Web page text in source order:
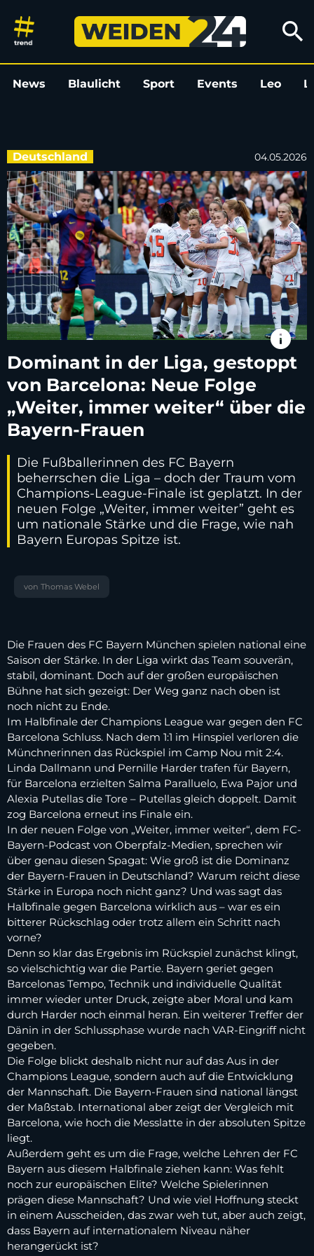
Dominant in der Liga,
search
News Blaulicht Sport Events Leo
Deutschland 04.05.2026
info
Dominant in der Liga, gestoppt
von Barcelona: Neue Folge
„Weiter, immer weiter“ über die
Bayern-Frauen
Die Fußballerinnen des FC Bayern
beherrschen die Liga – doch der Traum vom
Champions-League-Finale ist geplatzt. In der
neuen Folge „Weiter, immer weiter” geht es
um nationale Stärke und die Frage, wie nah
Bayern Europas Spitze ist.
von Thomas Webel
Die Frauen des FC Bayern München spielen national eine
Saison der Stärke. In der Liga wirkt das Team souverän,
stabil, dominant. Doch auf der großen europäischen
Bühne hat sich gezeigt: Der Weg ganz nach oben ist
noch nicht zu Ende.
Im Halbfinale der Champions League war gegen den FC
Barcelona Schluss. Nach dem 1:1 im Hinspiel verloren die
Münchnerinnen das Rückspiel im Camp Nou mit 2:4.
Linda Dallmann und Pernille Harder trafen für Bayern,
für Barcelona erzielten Salma Paralluelo, Ewa Pajor und
Alexia Putellas die Tore – Putellas gleich doppelt. Damit
zog Barcelona erneut ins Finale ein.
In der neuen Folge von „Weiter, immer weiter“, dem FC-
Bayern-Podcast von Oberpfalz-Medien, sprechen wir
über genau diesen Spagat: Wie groß ist die Dominanz
der Bayern-Frauen in Deutschland? Warum reicht diese
Stärke in Europa noch nicht ganz? Und was sagt das
Halbfinale gegen Barcelona wirklich aus – war es ein
bitterer Rückschlag oder trotz allem ein Schritt nach
vorne?
Denn so klar das Ergebnis im Rückspiel zunächst klingt,
so vielschichtig war die Partie. Bayern geriet gegen
Barcelonas Tempo, Technik und individuelle Qualität
immer wieder unter Druck, zeigte aber Moral und kam
durch Harder noch einmal heran. Ein weiterer Treffer der
Dänin in der Schlussphase wurde nach VAR-Eingriff nicht
gegeben.
Die Folge blickt deshalb nicht nur auf das Aus in der
Champions League, sondern auch auf die Entwicklung
der Mannschaft. Die Bayern-Frauen sind national längst
der Maßstab. International aber zeigt der Vergleich mit
Barcelona, wie hoch die Messlatte in der absoluten Spitze
liegt.
Außerdem geht es um die Frage, welche Lehren der FC
Bayern aus diesem Halbfinale ziehen kann: Was fehlt
noch zur europäischen Elite? Welche Spielerinnen
prägen diese Mannschaft? Und wie viel Hoffnung steckt
in einem Ausscheiden, das zwar weh tut, aber auch zeigt,
dass Bayern auf internationalem Niveau näher
herangerückt ist?